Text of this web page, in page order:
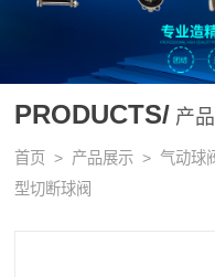
PRODUCTS/ 产
首页 > 产品展示 >气动球
型切断球阀